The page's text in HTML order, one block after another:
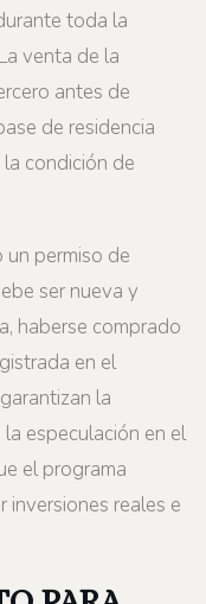
toda la
venta de la
antes de
de residencia
condición de
permiso de
ser nueva y
haberse comprado
en el
la
especulación en el
el programa
inversiones reales e